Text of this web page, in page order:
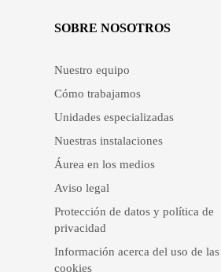
SOBRE NOSOTROS
Nuestro equipo
Cómo trabajamos
Unidades especializadas
Nuestras instalaciones
Áurea en los medios
Aviso legal
Protección de datos y política de
privacidad
Información acerca del uso de las
cookies